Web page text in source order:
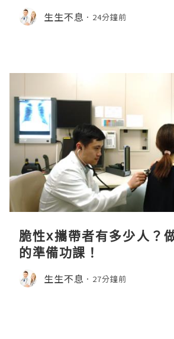
生生不息 24分鐘前
脆性x攜帶者有多少人？
的準備功課！
生生不息 27分鐘前